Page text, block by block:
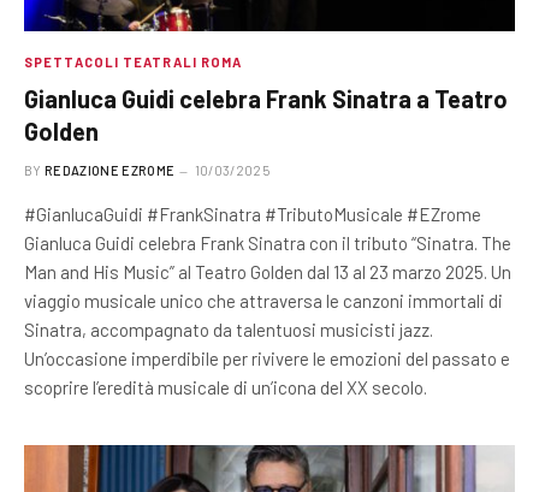
SPETTACOLI TEATRALI ROMA
Gianluca Guidi celebra Frank Sinatra a Teatro
Golden
BY REDAZIONE EZROME 10/03/2025
#GianlucaGuidi #FrankSinatra #TributoMusicale #EZrome
Gianluca Guidi celebra Frank Sinatra con il tributo “Sinatra. The
Man and His Music” al Teatro Golden dal 13 al 23 marzo 2025. Un
viaggio musicale unico che attraversa le canzoni immortali di
Sinatra, accompagnato da talentuosi musicisti jazz.
Un’occasione imperdibile per rivivere le emozioni del passato e
scoprire l’eredità musicale di un’icona del XX secolo.